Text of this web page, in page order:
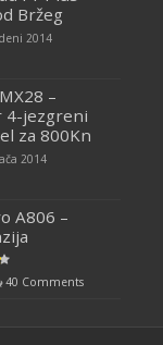
Bržeg
2014
–
4-jezgreni
za 800Kn
2014
A806 –
40 Comments